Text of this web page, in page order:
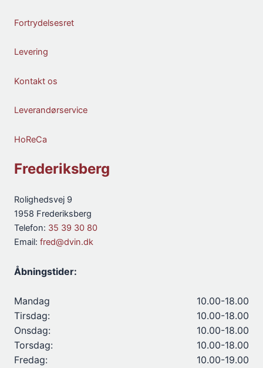
Fortrydelsesret
Levering
Kontakt os
Leverandørservice
HoReCa
Frederiksberg
Rolighedsvej 9
1958 Frederiksberg
Telefon: 35 39 30 80
Email: fred@dvin.dk
Åbningstider:
Mandag
10.00-18.00
Tirsdag:
10.00-18.00
Onsdag:
10.00-18.00
Torsdag:
10.00-18.00
Fredag:
10.00-19.00